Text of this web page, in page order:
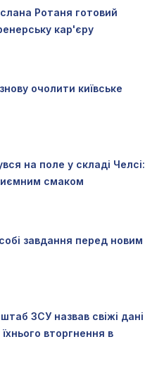
Ротаня готовий
кар'єру
очолити київське
на поле у складі Челсі:
смаком
завдання перед новим
ЗСУ назвав свіжі дані
вторгнення в